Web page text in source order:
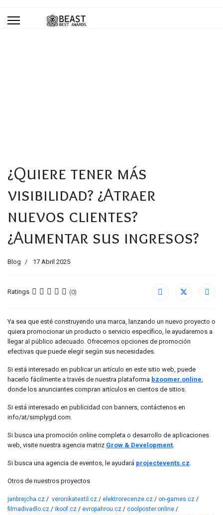
¿Quiere tener más
visibilidad? ¿Atraer
nuevos clientes?
¿Aumentar sus ingresos?
Blog 17 Abril 2025
Ratings (0)
Ya sea que esté construyendo una marca, lanzando un nuevo proyecto o
quiera promocionar un producto o servicio específico, le ayudaremos a
llegar al público adecuado. Ofrecemos opciones de promoción
efectivas que puede elegir según sus necesidades.
Si está interesado en publicar un artículo en este sitio web, puede
hacerlo fácilmente a través de nuestra plataforma bzoomer.online,
donde los anunciantes compran artículos en cientos de sitios.
Si está interesado en publicidad con banners, contáctenos en
info/at/simplygd.com.
Si busca una promoción online completa o desarrollo de aplicaciones
web, visite nuestra agencia matriz Grow & Development.
Si busca una agencia de eventos, le ayudará projectevents.cz.
Otros de nuestros proyectos
janbrejcha.cz / veronikatextil.cz / elektrorecenze.cz / on-games.cz /
filmadivadlo.cz / ikoof.cz / evropahrou.cz / coolposter.online /